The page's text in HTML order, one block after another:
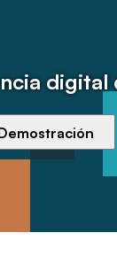
digital